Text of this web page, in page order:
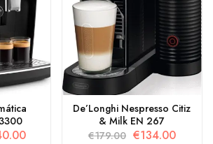
De’Longhi Nespresso Citiz
& Milk EN 267
€179.00 €134.00